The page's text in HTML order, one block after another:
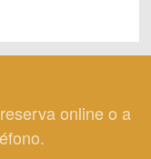
online o a